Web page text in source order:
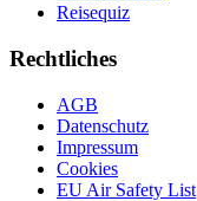
Reisequiz
Rechtliches
AGB
Datenschutz
Impressum
Cookies
EU Air Safety List